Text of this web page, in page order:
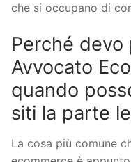
che si occupano di
Perché devo
Avvocato
quando
siti la parte
La cosa più comune